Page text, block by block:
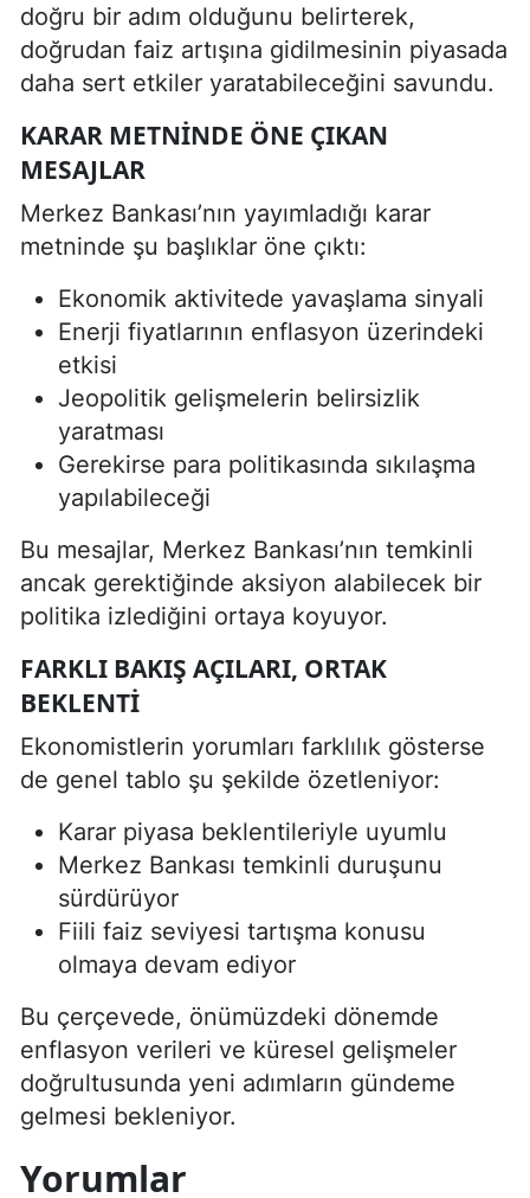
doğru bir adım olduğunu belirterek,
doğrudan faiz artışına gidilmesinin piyasada
daha sert etkiler yaratabileceğini savundu.
KARAR METNINDE ÖNE ÇIKAN
MESAJLAR
Merkez Bankası’nın yayımladığı karar
metninde şu başlıklar öne çıktı:
Ekonomik aktivitede yavaşlama sinyali
Enerji fiyatlarının enflasyon üzerindeki
etkisi
Jeopolitik gelişmelerin belirsizlik
yaratması
Gerekirse para politikasında sıkılaşma
yapılabileceği
Bu mesajlar, Merkez Bankası’nın temkinli
ancak gerektiğinde aksiyon alabilecek bir
politika izlediğini ortaya koyuyor.
FARKLI BAKIŞ AÇILARI, ORTAK
BEKLENTI
Ekonomistlerin yorumları farklılık gösterse
de genel tablo şu şekilde özetleniyor:
Karar piyasa beklentileriyle uyumlu
Merkez Bankası temkinli duruşunu
sürdürüyor
Fiili faiz seviyesi tartışma konusu
olmaya devam ediyor
Bu çerçevede, önümüzdeki dönemde
enflasyon verileri ve küresel gelişmeler
doğrultusunda yeni adımların gündeme
gelmesi bekleniyor.
Yorumlar